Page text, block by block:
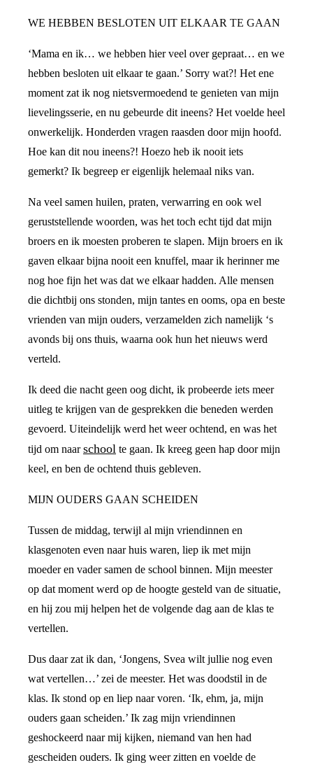
WE HEBBEN BESLOTEN UIT ELKAAR TE GAAN
‘Mama en ik… we hebben hier veel over gepraat… en we
hebben besloten uit elkaar te gaan.’ Sorry wat?! Het ene
moment zat ik nog nietsvermoedend te genieten van mijn
lievelingsserie, en nu gebeurde dit ineens? Het voelde heel
onwerkelijk. Honderden vragen raasden door mijn hoofd.
Hoe kan dit nou ineens?! Hoezo heb ik nooit iets
gemerkt? Ik begreep er eigenlijk helemaal niks van.
Na veel samen huilen, praten, verwarring en ook wel
geruststellende woorden, was het toch echt tijd dat mijn
broers en ik moesten proberen te slapen. Mijn broers en ik
gaven elkaar bijna nooit een knuffel, maar ik herinner me
nog hoe fijn het was dat we elkaar hadden. Alle mensen
die dichtbij ons stonden, mijn tantes en ooms, opa en beste
vrienden van mijn ouders, verzamelden zich namelijk ‘s
avonds bij ons thuis, waarna ook hun het nieuws werd
verteld.
Ik deed die nacht geen oog dicht, ik probeerde iets meer
uitleg te krijgen van de gesprekken die beneden werden
gevoerd. Uiteindelijk werd het weer ochtend, en was het
tijd om naarschool te gaan. Ik kreeg geen hap door mijn
keel, en ben de ochtend thuis gebleven.
MIJN OUDERS GAAN SCHEIDEN
Tussen de middag, terwijl al mijn vriendinnen en
klasgenoten even naar huis waren, liep ik met mijn
moeder en vader samen de school binnen. Mijn meester
op dat moment werd op de hoogte gesteld van de situatie,
en hij zou mij helpen het de volgende dag aan de klas te
vertellen.
Dus daar zat ik dan, ‘Jongens, Svea wilt jullie nog even
wat vertellen…’ zei de meester. Het was doodstil in de
klas. Ik stond op en liep naar voren. ‘Ik, ehm, ja, mijn
ouders gaan scheiden.’ Ik zag mijn vriendinnen
geshockeerd naar mij kijken, niemand van hen had
gescheiden ouders. Ik ging weer zitten en voelde de